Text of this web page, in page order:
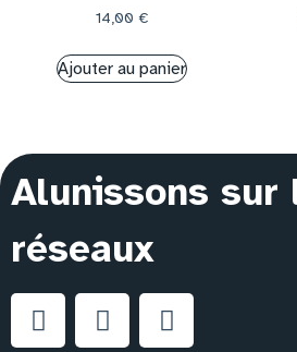
14,00 €
Ajouter au panier
Alunissons sur
réseaux